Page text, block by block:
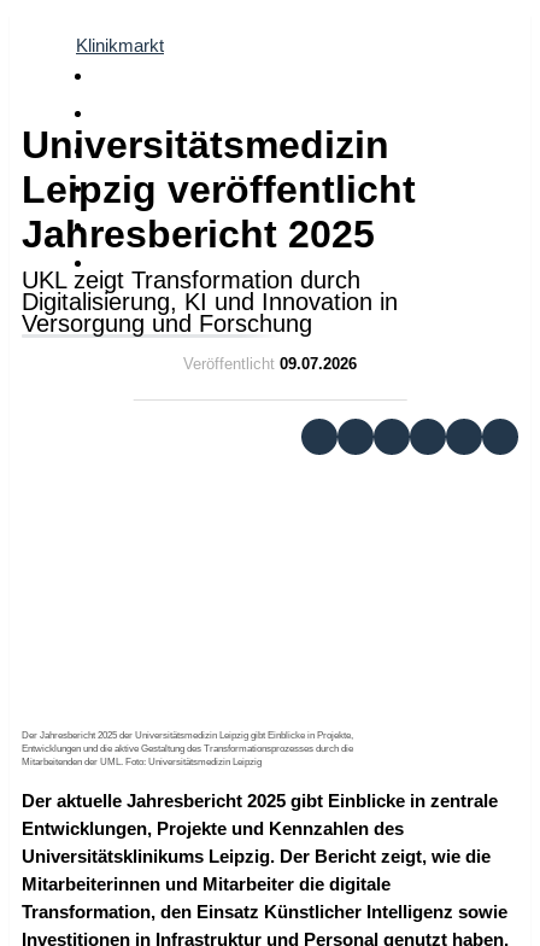
Klinikmarkt
Universitätsmedizin
Leipzig veröffentlicht
Jahresbericht 2025
UKL zeigt Transformation durch
Digitalisierung, KI und Innovation in
Versorgung und Forschung
Veröffentlicht 09.07.2026
Der Jahresbericht 2025 der Universitätsmedizin Leipzig gibt Einblicke in Projekte,
Entwicklungen und die aktive Gestaltung des Transformationsprozesses durch die
Mitarbeitenden der UML. Foto: Universitätsmedizin Leipzig
Der aktuelle Jahresbericht 2025 gibt Einblicke in zentrale
Entwicklungen, Projekte und Kennzahlen des
Universitätsklinikums Leipzig. Der Bericht zeigt, wie die
Mitarbeiterinnen und Mitarbeiter die digitale
Transformation, den Einsatz Künstlicher Intelligenz sowie
Investitionen in Infrastruktur und Personal genutzt haben,